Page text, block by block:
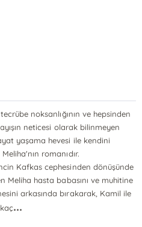
noksanlığının ve hepsinden
neticesi olarak bilinmeyen
yaşama hevesi ile kendini
romanıdır.
Kafkas cephesinden dönüşünde
Meliha hasta babasını ve muhitine
arkasında bırakarak, Kamil ile
...